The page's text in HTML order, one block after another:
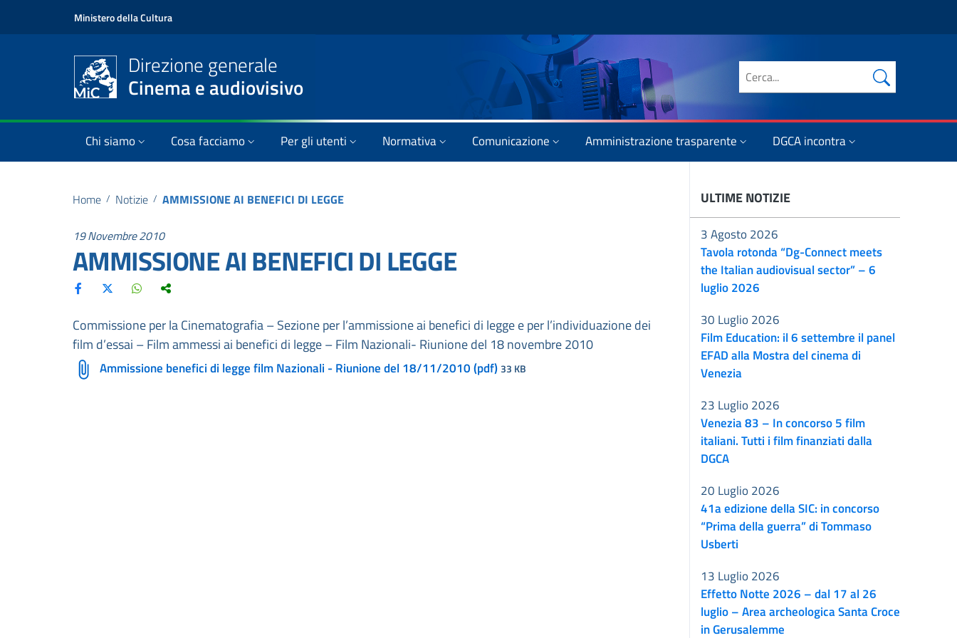
Ministero della Cultura
Direzione generale
Cinema e audiovisivo Cerca nel sito
Chi siamo Cosa facciamo Per gli utenti Normativa Comunicazione Amministrazione trasparente DGCA incontra
Home / Notizie / AMMISSIONE AI BENEFICI DI LEGGE
19 Novembre 2010
AMMISSIONE AI BENEFICI DI LEGGE
Commissione per la Cinematografia – Sezione per l’ammissione ai benefici di legge e per l’individuazione dei
film d’essai – Film ammessi ai benefici di legge – Film Nazionali- Riunione del 18 novembre 2010
Ammissione benefici di legge film Nazionali - Riunione del 18/11/2010 (pdf) 33 KB
ULTIME NOTIZIE
Tavola rotonda “Dg-Connect meets
the Italian audiovisual sector” – 6
luglio 2026
3 Agosto 2026
Film Education: il 6 settembre il panel
EFAD alla Mostra del cinema di
Venezia
30 Luglio 2026
Venezia 83 – In concorso 5 film
italiani. Tutti i film finanziati dalla
DGCA
23 Luglio 2026
41a edizione della SIC: in concorso
“Prima della guerra” di Tommaso
Usberti
20 Luglio 2026
Effetto Notte 2026 – dal 17 al 26
luglio – Area archeologica Santa Croce
in Gerusalemme
13 Luglio 2026